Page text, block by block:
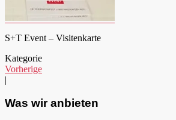
S+T Event – Visitenkarte
Kategorie
Vorherige
|
Was wir anbieten